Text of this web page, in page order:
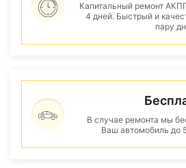
Капитальный ремонт
4 дней. Быстрый и
пару
В случае ремонта мы
Ваш автомобиль до